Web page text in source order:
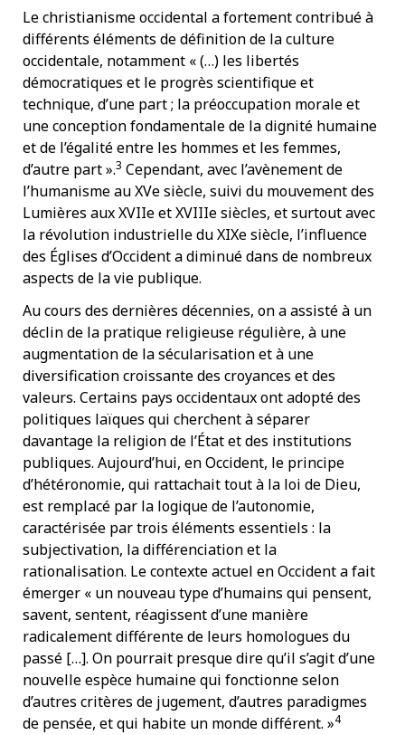
Le christianisme occidental a fortement contribué à
différents éléments de définition de la culture
occidentale, notamment « (…) les libertés
démocratiques et le progrès scientifique et
technique, d’une part ; la préoccupation morale et
une conception fondamentale de la dignité humaine
et de l’égalité entre les hommes et les femmes,
d’autre part ».3 Cependant, avec l’avènement de
l’humanisme au XVe siècle, suivi du mouvement des
Lumières aux XVIIe et XVIIIe siècles, et surtout avec
la révolution industrielle du XIXe siècle, l’influence
des Églises d’Occident a diminué dans de nombreux
aspects de la vie publique.
Au cours des dernières décennies, on a assisté à un
déclin de la pratique religieuse régulière, à une
augmentation de la sécularisation et à une
diversification croissante des croyances et des
valeurs. Certains pays occidentaux ont adopté des
politiques laïques qui cherchent à séparer
davantage la religion de l’État et des institutions
publiques. Aujourd’hui, en Occident, le principe
d’hétéronomie, qui rattachait tout à la loi de Dieu,
est remplacé par la logique de l’autonomie,
caractérisée par trois éléments essentiels : la
subjectivation, la différenciation et la
rationalisation. Le contexte actuel en Occident a fait
émerger « un nouveau type d’humains qui pensent,
savent, sentent, réagissent d’une manière
radicalement différente de leurs homologues du
passé […]. On pourrait presque dire qu’il s’agit d’une
nouvelle espèce humaine qui fonctionne selon
d’autres critères de jugement, d’autres paradigmes
de pensée, et qui habite un monde différent. »4